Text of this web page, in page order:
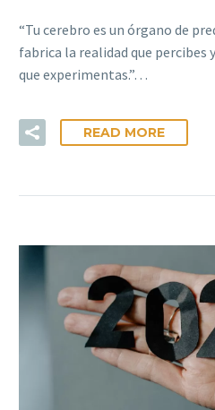
“Tu cerebro es un órgano de
fabrica la realidad que percibes
que experimentas.”…
READ MORE